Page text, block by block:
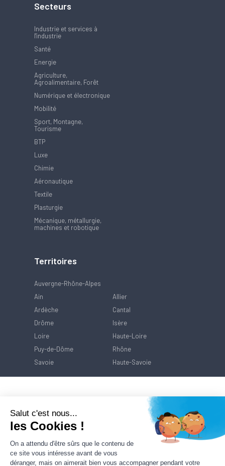
Secteurs
Industrie et services à
l'industrie
Santé
Energie
Agriculture,
Agroalimentaire, Forêt
Numérique et électronique
Mobilité
Sport, Montagne,
Tourisme
BTP
Luxe
Chimie
Aéronautique
Textile
Plasturgie
Mécanique, métallurgie,
machines et robotique
Territoires
Auvergne-Rhône-Alpes
Ain
Allier
Ardèche
Cantal
Drôme
Isère
Loire
Haute-Loire
Puy-de-Dôme
Rhône
Savoie
Haute-Savoie
Salut c'est nous...
les Cookies !
On a attendu d'être sûrs que le contenu de
ce site vous intéresse avant de vous
déranger, mais on aimerait bien vous accompagner pendant votre